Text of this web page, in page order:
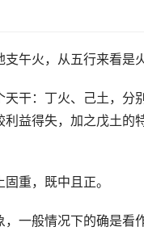
午火，从五行来看是
天干：丁火、己土，分
益得失，加之戊土
重，既中且正。
，一般情况下的确是看